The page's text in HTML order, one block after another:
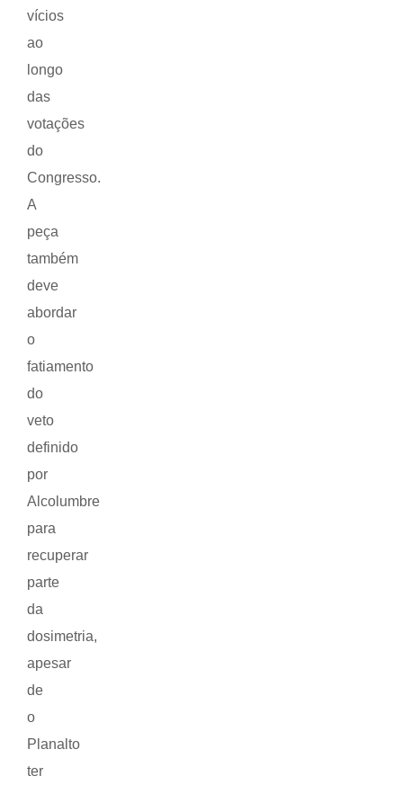
vícios
ao
longo
das
votações
do
Congresso.
A
peça
também
deve
abordar
o
fatiamento
do
veto
definido
por
Alcolumbre
para
recuperar
parte
da
dosimetria,
apesar
de
o
Planalto
ter